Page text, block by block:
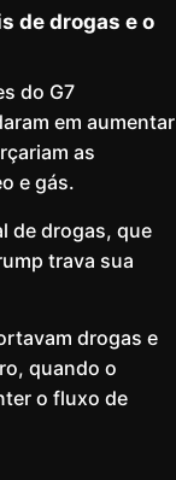
de drogas e o
do G7
em aumentar
as
e gás.
de drogas, que
trava sua
drogas e
quando o
o fluxo de